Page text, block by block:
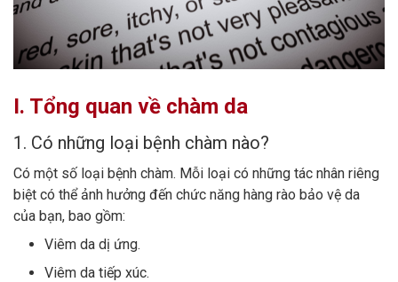
I. Tổng quan về chàm da
1. Có những loại bệnh chàm nào?
Có một số loại bệnh chàm. Mỗi loại có những tác nhân riêng
biệt có thể ảnh hưởng đến chức năng hàng rào bảo vệ da
của bạn, bao gồm:
Viêm da dị ứng.
Viêm da tiếp xúc.